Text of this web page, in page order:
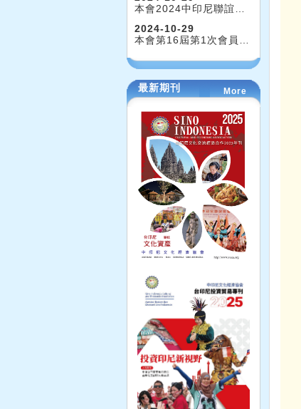
本會2024中印尼聯誼…
2024-10-29
本會第16屆第1次會員…
最新期刊 More